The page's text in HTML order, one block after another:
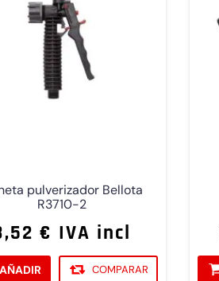
pulverizador Bellota
R3710-2
€ IVA incl
COMPARAR